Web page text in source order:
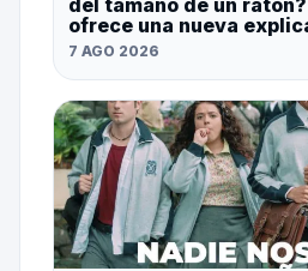
del tamaño de un
ofrece una nueva
7 AGO 2026